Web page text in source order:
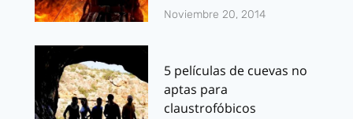
Noviembre 20, 2014
5 películas de cuevas no
aptas para
claustrofóbicos